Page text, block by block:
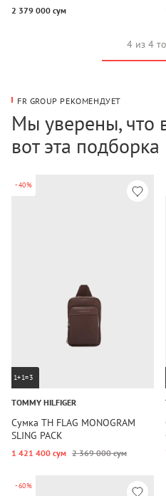
2 379 000 сум
4 из 4
FR GROUP РЕКОМЕНДУЕТ
Мы уверены, что
вот эта подборка
-40%
1+1=3
TOMMY HILFIGER
Сумка TH FLAG MONOGRAM
SLING PACK
1 421 400 сум 2 369 000 сум
-60%